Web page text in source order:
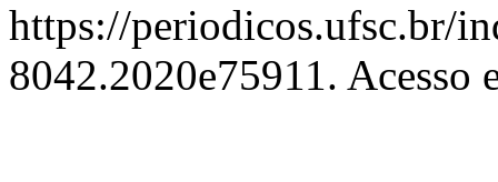
https://periodicos.ufsc.br/
8042.2020e75911. Acesso